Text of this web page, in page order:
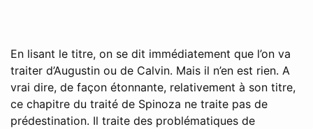
En lisant le titre, on se dit immédiatement que l’on va
traiter d’Augustin ou de Calvin. Mais il n’en est rien. A
vrai dire, de façon étonnante, relativement à son titre,
ce chapitre du traité de Spinoza ne traite pas de
prédestination. Il traite des problématiques de